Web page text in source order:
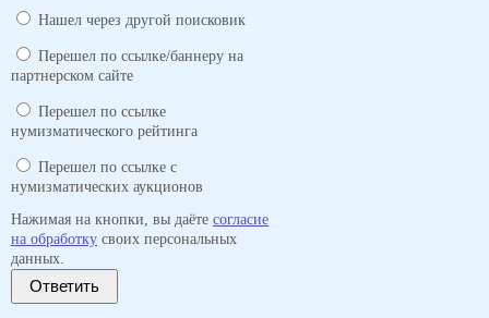
Нашел через другой поисковик
Перешел по ссылке/баннеру на
партнерском сайте
Перешел по ссылке
нумизматического рейтинга
Перешел по ссылке с
нумизматических аукционов
Нажимая на кнопки, вы даёте согласие
на обработку своих персональных
данных.
Ответить